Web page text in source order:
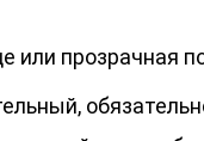
или прозрачная